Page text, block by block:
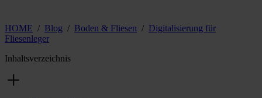
HOME / Blog / Boden & Fliesen / Digitalisierung für
Fliesenleger
Inhaltsverzeichnis